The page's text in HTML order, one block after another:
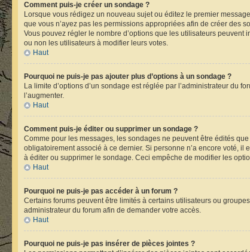
Comment puis-je créer un sondage ?
Lorsque vous rédigez un nouveau sujet ou éditez le premier
que vous n’ayez pas les permissions appropriées afin de créer des
Vous pouvez régler le nombre d’options que les utilisateurs
ou non les utilisateurs à modifier leurs votes.
Haut
Pourquoi ne puis-je pas ajouter plus d’options à un sondage ?
La limite d’options d’un sondage est réglée par l’administrateur du
l’augmenter.
Haut
Comment puis-je éditer ou supprimer un sondage ?
Comme pour les messages, les sondages ne peuvent être édités
obligatoirement associé à ce dernier. Si personne n’a encore voté,
à éditer ou supprimer le sondage. Ceci empêche de modifier les
Haut
Pourquoi ne puis-je pas accéder à un forum ?
Certains forums peuvent être limités à certains utilisateurs ou
administrateur du forum afin de demander votre accès.
Haut
Pourquoi ne puis-je pas insérer de pièces jointes ?